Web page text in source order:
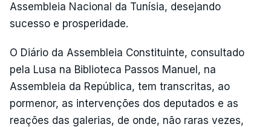
Assembleia Nacional da Tunísia, desejando
sucesso e prosperidade.
O Diário da Assembleia Constituinte, consultado
pela Lusa na Biblioteca Passos Manuel, na
Assembleia da República, tem transcritas, ao
pormenor, as intervenções dos deputados e as
reações das galerias, de onde, não raras vezes,